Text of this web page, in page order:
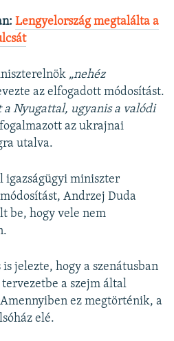
Lengyelország megtalálta a
„nehéz
az elfogadott módosítást.
Nyugattal, ugyanis a valódi
az ukrajnai
utalva.
miniszter
Andrzej Duda
be, hogy vele nem
jelezte, hogy a szenátusban
a szejm által
ez megtörténik, a
elé.